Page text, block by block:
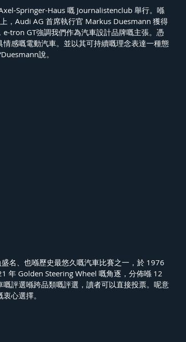
Springer-Haus 嘅 Journalistenclub 舉行。喺
，Audi AG 首席執行官 Markus Duesmann 獲得
e-tron GT強調我們作為汽車設計品牌嘅主張。憑
感嘅電動汽車。並以其可持續嘅理念表達一種態
說。
名、也喺歷史最悠久嘅汽車比賽之一，於 1976
年 Golden Steering Wheel 嘅角逐，分佈喺 12
評選喺跨品類嘅評選，讀者可以直接投票。呢意
心選擇。